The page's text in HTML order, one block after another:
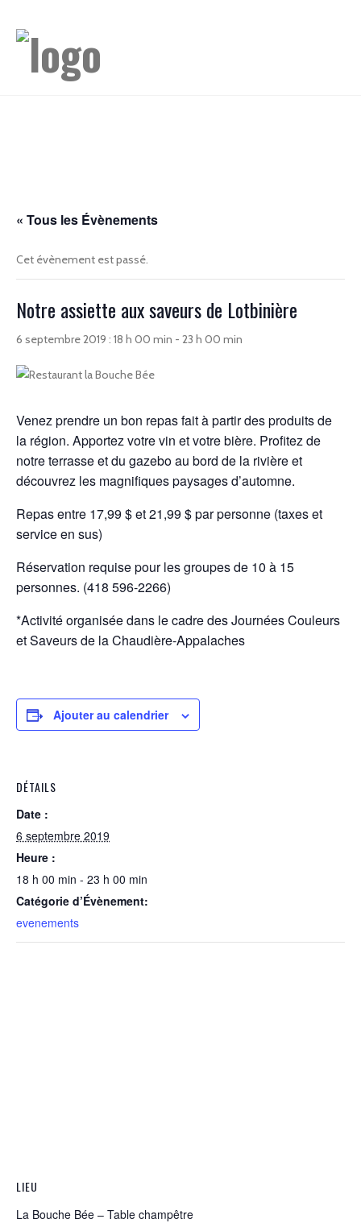
« Tous les Évènements
Cet évènement est passé.
Notre assiette aux saveurs de Lotbinière
6 septembre 2019 : 18 h 00 min - 23 h 00 min
Venez prendre un bon repas fait à partir des produits de
la région. Apportez votre vin et votre bière. Profitez de
notre terrasse et du gazebo au bord de la rivière et
découvrez les magnifiques paysages d’automne.
Repas entre 17,99 $ et 21,99 $ par personne (taxes et
service en sus)
Réservation requise pour les groupes de 10 à 15
personnes. (418 596-2266)
*Activité organisée dans le cadre des Journées Couleurs
et Saveurs de la Chaudière-Appalaches
Ajouter au calendrier
DÉTAILS
Date :
6 septembre 2019
Heure :
18 h 00 min - 23 h 00 min
Catégorie d’Évènement:
evenements
LIEU
La Bouche Bée – Table champêtre